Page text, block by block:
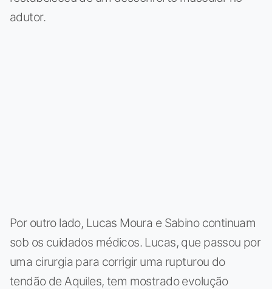
adutor.
Por outro lado, Lucas Moura e Sabino continuam
sob os cuidados médicos. Lucas, que passou por
uma cirurgia para corrigir uma rupturou do
tendão de Aquiles, tem mostrado evolução